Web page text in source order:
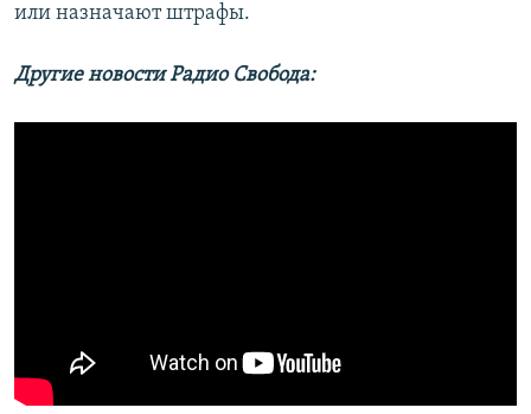
или назначают штрафы.
Другие новости Радио Свобода: